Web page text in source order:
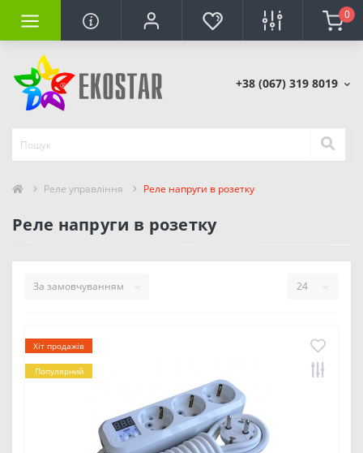
0
+38 (067) 319 8019
Реле управління Реле напруги в розетку
Реле напруги в розетку
Хіт продажів
Популярний